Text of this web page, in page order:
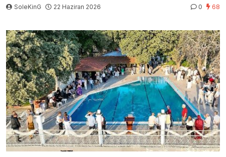
SoleKinG 22 Haziran 2026 0 68